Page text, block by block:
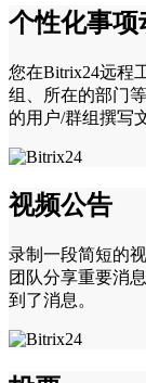
个性化事项
您在Bitrix24远程
组、所在的部门
的用户/群组撰写
视频公告
录制一段简短的
团队分享重要消
到了消息。